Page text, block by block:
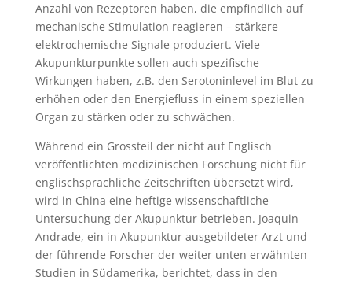
Anzahl von Rezeptoren haben, die empfindlich auf
mechanische Stimulation reagieren – stärkere
elektrochemische Signale produziert. Viele
Akupunkturpunkte sollen auch spezifische
Wirkungen haben, z.B. den Serotoninlevel im Blut zu
erhöhen oder den Energiefluss in einem speziellen
Organ zu stärken oder zu schwächen.
Während ein Grossteil der nicht auf Englisch
veröffentlichten medizinischen Forschung nicht für
englischsprachliche Zeitschriften übersetzt wird,
wird in China eine heftige wissenschaftliche
Untersuchung der Akupunktur betrieben. Joaquin
Andrade, ein in Akupunktur ausgebildeter Arzt und
der führende Forscher der weiter unten erwähnten
Studien in Südamerika, berichtet, dass in den